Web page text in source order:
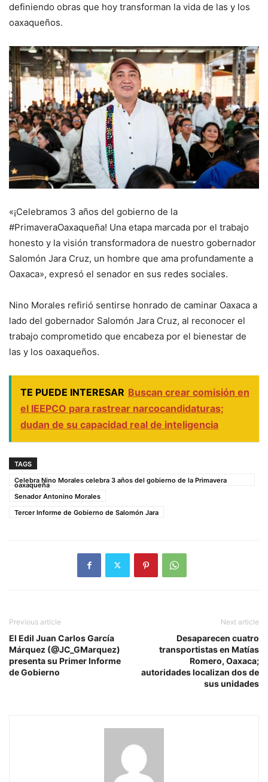
definiendo obras que hoy transforman la vida de las y los
oaxaqueños.
«¡Celebramos 3 años del gobierno de la
#PrimaveraOaxaqueña! Una etapa marcada por el trabajo
honesto y la visión transformadora de nuestro gobernador
Salomón Jara Cruz, un hombre que ama profundamente a
Oaxaca», expresó el senador en sus redes sociales.
Nino Morales refirió sentirse honrado de caminar Oaxaca a
lado del gobernador Salomón Jara Cruz, al reconocer el
trabajo comprometido que encabeza por el bienestar de
las y los oaxaqueños.
TE PUEDE INTERESAR Buscan crear comisión en
el IEEPCO para rastrear narcocandidaturas;
dudan de su capacidad real de inteligencia
TAGS
Celebra Nino Morales celebra 3 años del gobierno de la Primavera
oaxaqueña
Senador Antonino Morales
Tercer Informe de Gobierno de Salomón Jara
Previous article
El Edil Juan Carlos García
Márquez (@JC_GMarquez)
presenta su Primer Informe
de Gobierno
Next article
Desaparecen cuatro
transportistas en Matías
Romero, Oaxaca;
autoridades localizan dos de
sus unidades